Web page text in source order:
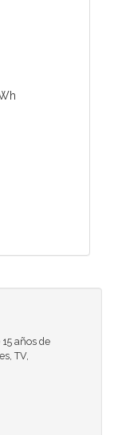
años de
TV,